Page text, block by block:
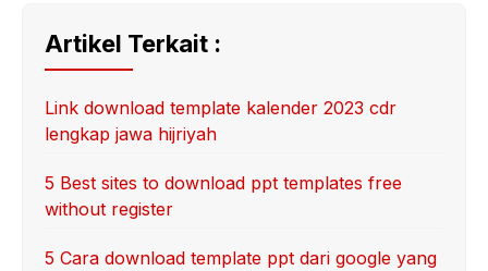
Artikel Terkait :
Link download template kalender 2023 cdr
lengkap jawa hijriyah
5 Best sites to download ppt templates free
without register
5 Cara download template ppt dari google yang